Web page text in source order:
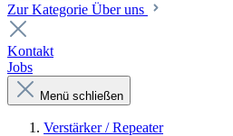
Zur Kategorie Über uns
Kontakt
Jobs
Menü schließen
Verstärker / Repeater